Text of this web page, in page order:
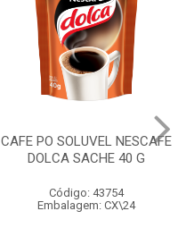
CAFE PO SOLUVEL NESCAFE
DOLCA SACHE 40 G
Código: 43754
Embalagem: CX\24